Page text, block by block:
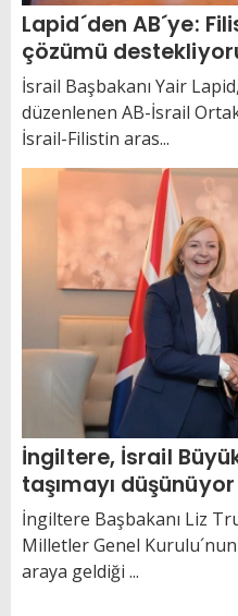
Lapid´den AB´ye:
çözümü
karşıyım
İsrail Başbakanı Yair
düzenlenen AB-İsrail
İsrail-Filistin aras...
İngiltere, İsrail
taşımayı düşünüyor
İngiltere Başbakanı Liz
Milletler Genel
araya geldiği ...